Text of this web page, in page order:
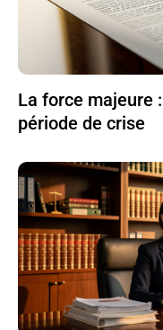
La force majeure
période de crise